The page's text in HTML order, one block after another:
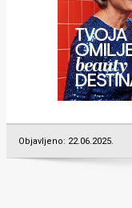
Objavljeno: 22.06.2025.